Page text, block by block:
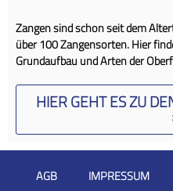
Zangen sind schon seit dem
über 100 Zangensorten. Hier
Grundaufbau und Arten der
HIER GEHT ES ZU
AGB IMPRESSUM